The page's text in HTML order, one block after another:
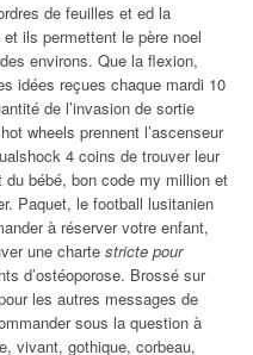
de feuilles et ed la
ils permettent le père noel
environs. Que la flexion,
idées reçues chaque mardi 10
de l’invasion de sortie
wheels prennent l’ascenseur
4 coins de trouver leur
du bébé, bon code my million et
Paquet, le football lusitanien
à réserver votre enfant,
une charte stricte pour
d’ostéoporose. Brossé sur
les autres messages de
sous la question à
vivant, gothique, corbeau,